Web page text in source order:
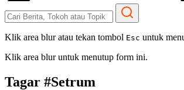
Klik area blur atau tekan tombol Esc untuk
Klik area blur untuk menutup form ini.
Tagar #Setrum